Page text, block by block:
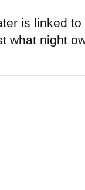
is linked
what night